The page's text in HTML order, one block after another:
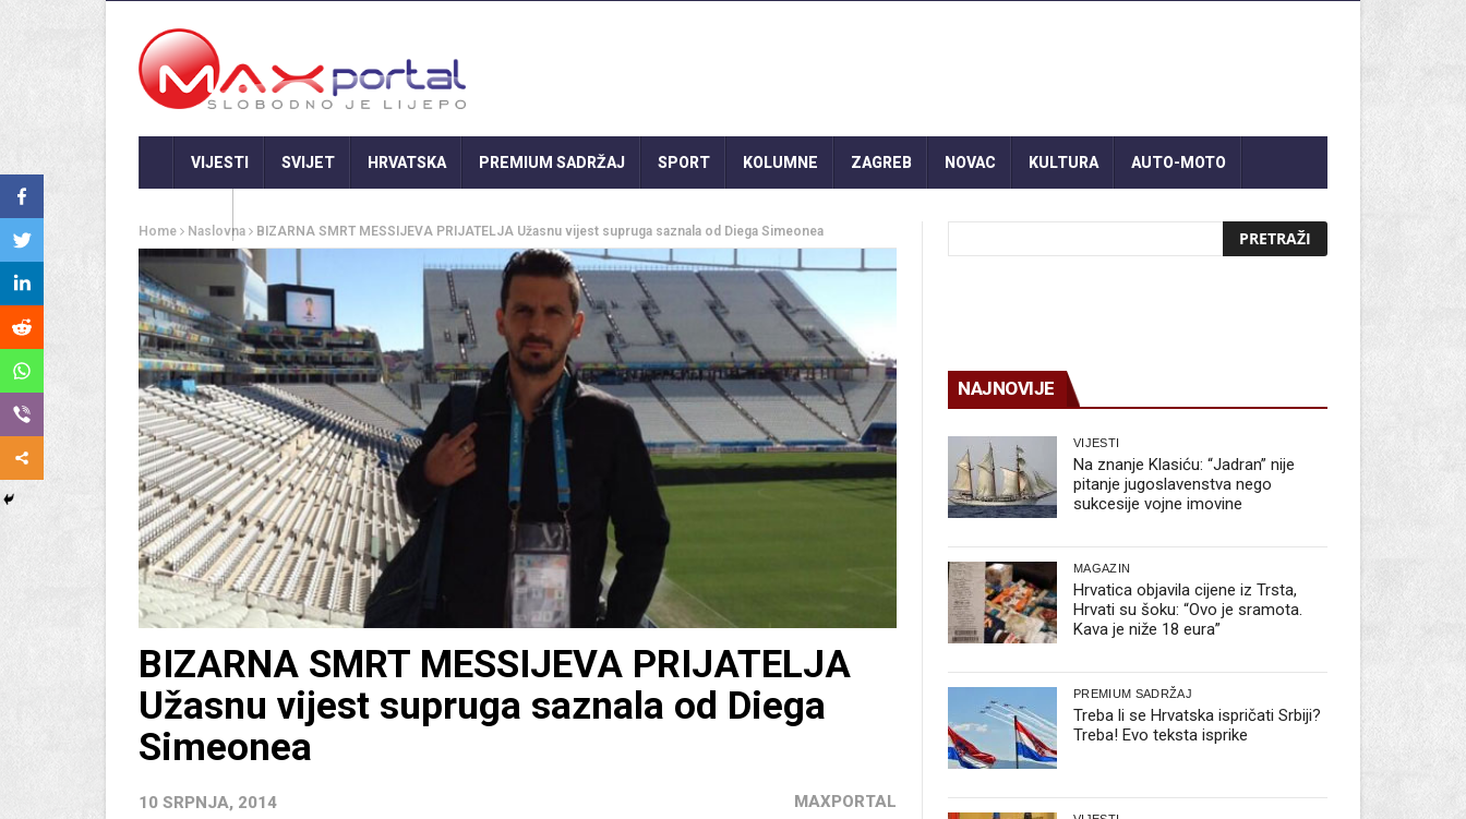
VIJESTI SVIJET HRVATSKA PREMIUM SADRŽAJ SPORT KOLUMNE ZAGREB NOVAC KULTURA AUTO-MOTO
Home Naslovna BIZARNA SMRT MESSIJEVA PRIJATELJA Užasnu vijest supruga saznala od Diega Simeonea
BIZARNA SMRT MESSIJEVA PRIJATELJA
Užasnu vijest supruga saznala od Diega
Simeonea
10 SRPNJA, 2014 MAXPORTAL
NAJNOVIJE
VIJESTI
Na znanje Klasiću: “Jadran” nije
pitanje jugoslavenstva nego
sukcesije vojne imovine
MAGAZIN
Hrvatica objavila cijene iz Trsta,
Hrvati su šoku: “Ovo je sramota.
Kava je niže 18 eura”
PREMIUM SADRŽAJ
Treba li se Hrvatska ispričati Srbiji?
Treba! Evo teksta isprike